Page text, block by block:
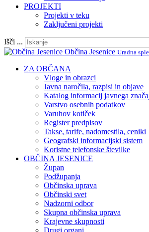
PROJEKTI
Projekti v teku
Zaključeni projekti
Išči ...
Občina Jesenice Uradna
ZA OBČANA
Vloge in obrazci
Javna naročila, razpisi in objave
Katalog informacij javnega
Varstvo osebnih podatkov
Varuhov kotiček
Register predpisov
Takse, tarife, nadomestila, ceniki
Geografski informacijski sistem
Koristne telefonske številke
OBČINA JESENICE
Župan
Podžupanja
Občinska uprava
Občinski svet
Nadzorni odbor
Skupna občinska uprava
Krajevne skupnosti
Drugi organi